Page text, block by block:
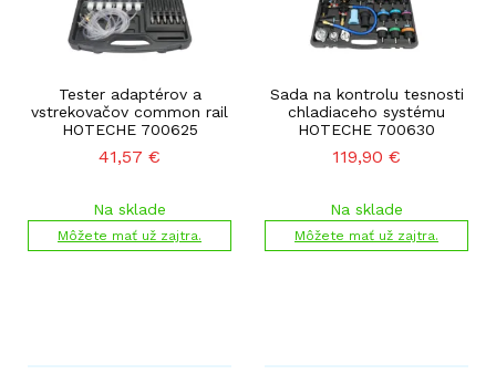
Tester adaptérov a
vstrekovačov common rail
HOTECHE 700625
41,57 €
Na sklade
Môžete mať už zajtra.
Sada na kontrolu tesnosti
chladiaceho systému
HOTECHE 700630
119,90 €
Na sklade
Môžete mať už zajtra.